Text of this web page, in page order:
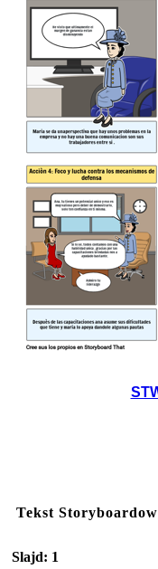
Tekst
Slajd: 1